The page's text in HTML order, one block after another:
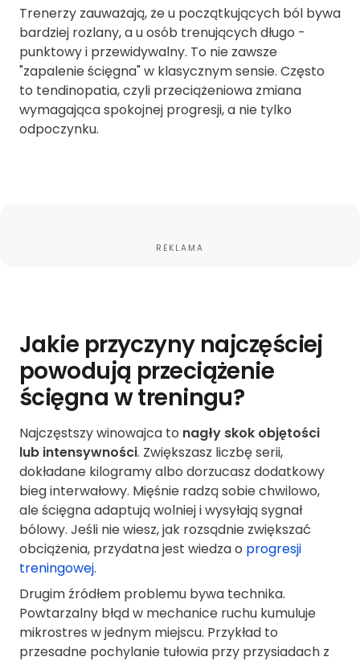
Trenerzy zauważają, że u początkujących ból bywa
bardziej rozlany, a u osób trenujących długo -
punktowy i przewidywalny. To nie zawsze
"zapalenie ścięgna" w klasycznym sensie. Często
to tendinopatia, czyli przeciążeniowa zmiana
wymagająca spokojnej progresji, a nie tylko
odpoczynku.
REKLAMA
Jakie przyczyny najczęściej
powodują przeciążenie
ścięgna w treningu?
Najczęstszy winowajca to nagły skok objętości
lub intensywności. Zwiększasz liczbę serii,
dokładane kilogramy albo dorzucasz dodatkowy
bieg interwałowy. Mięśnie radzą sobie chwilowo,
ale ścięgna adaptują wolniej i wysyłają sygnał
bólowy. Jeśli nie wiesz, jak rozsądnie zwiększać
obciążenia, przydatna jest wiedza o progresji
treningowej.
Drugim źródłem problemu bywa technika.
Powtarzalny błąd w mechanice ruchu kumuluje
mikrostres w jednym miejscu. Przykład to
przesadne pochylanie tułowia przy przysiadach z